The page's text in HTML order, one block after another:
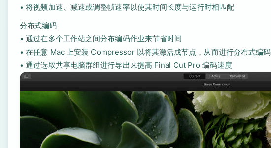
• 将视频加速、减速或调整帧速率以使其时间长度与运行时相匹配
分布式编码
• 通过在多个工作站之间分布编码作业来节省时间
• 在任意 Mac 上安装 Compressor 以将其激活成节点，从而进行分布式编码
• 通过选取共享电脑群组进行导出来提高 Final Cut Pro 编码速度